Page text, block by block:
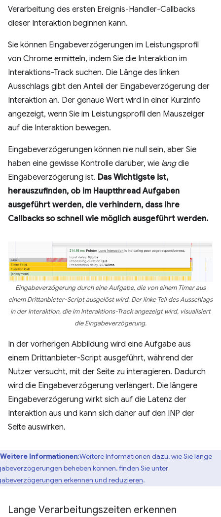
Verarbeitung des ersten Ereignis-Handler-Callbacks
dieser Interaktion beginnen kann.
Sie können Eingabeverzögerungen im Leistungsprofil
von Chrome ermitteln, indem Sie die Interaktion im
Interaktions-Track suchen. Die Länge des linken
Ausschlags gibt den Anteil der Eingabeverzögerung der
Interaktion an. Der genaue Wert wird in einer Kurzinfo
angezeigt, wenn Sie im Leistungsprofil den Mauszeiger
auf die Interaktion bewegen.
Eingabeverzögerungen können nie null sein, aber Sie
haben eine gewisse Kontrolle darüber, wie langdie
Eingabeverzögerung ist. Das Wichtigste ist,
herauszufinden, ob im Hauptthread Aufgaben
ausgeführt werden, die verhindern, dass Ihre
Callbacks so schnell wie möglich ausgeführt werden.
Eingabeverzögerung durch eine Aufgabe, die von einem Timer aus
einem Drittanbieter-Script ausgelöst wird. Der linke Teil des Ausschlags
in der Interaktion, die im Interaktions-Track angezeigt wird, visualisiert
die Eingabeverzögerung.
In der vorherigen Abbildung wird eine Aufgabe aus
einem Drittanbieter-Script ausgeführt, während der
Nutzer versucht, mit der Seite zu interagieren. Dadurch
wird die Eingabeverzögerung verlängert. Die längere
Eingabeverzögerung wirkt sich auf die Latenz der
Interaktion aus und kann sich daher auf den INP der
Seite auswirken.
Weitere Informationen:Weitere Informationen dazu, wie Sie lange
beheben können, finden Sie unter
erkennen und reduzieren.
Lange Verarbeitungszeiten erkennen